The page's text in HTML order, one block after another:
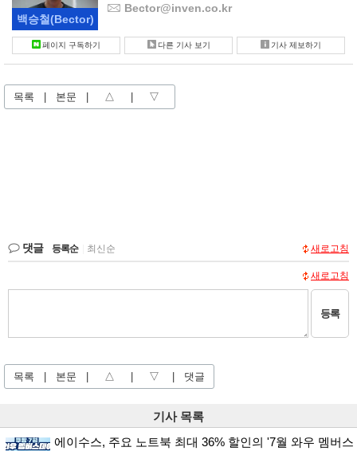
백승철(Bector)
Bector@inven.co.kr
페이지 구독하기 다른 기사 보기 기사 제보하기
목록 | 본문 | △ | ▽
댓글 등록순 최신순 새로고침
새로고침
등록
목록 | 본문 | △ | ▽ | 댓글
기사 목록
에이수스, 주요 노트북 최대 36% 할인의 '7월 와우 멤버스